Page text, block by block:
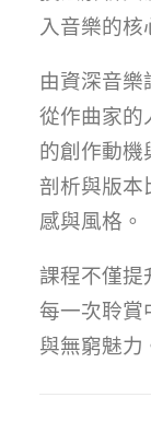
入音樂的核
由資深音樂
從作曲家的
的創作動機
剖析與版本
感與風格。
課程不僅提
每一次聆賞
與無窮魅力